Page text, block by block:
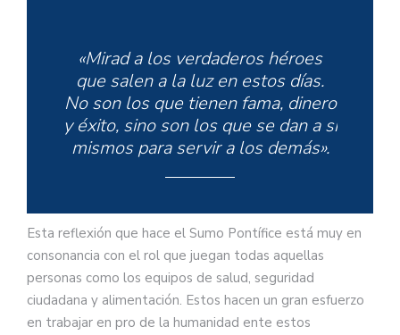
«Mirad a los verdaderos héroes
que salen a la luz en estos días.
No son los que tienen fama, dinero
y éxito, sino son los que se dan a sí
mismos para servir a los demás».
Esta reflexión que hace el Sumo Pontífice está muy en
consonancia con el rol que juegan todas aquellas
personas como los equipos de salud, seguridad
ciudadana y alimentación. Estos hacen un gran esfuerzo
en trabajar en pro de la humanidad ente estos